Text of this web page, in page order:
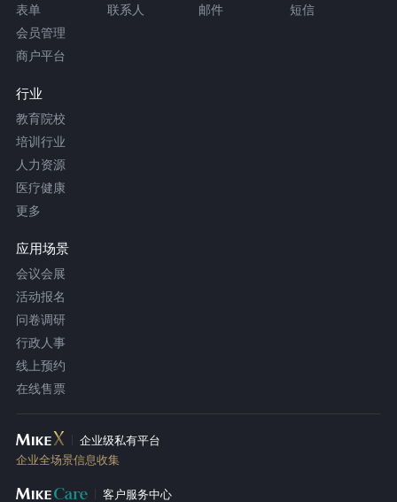
表单 联系人 邮件
短信
会员管理
商户平台
行业
教育院校
培训行业
人力资源
医疗健康
更多
应用场景
会议会展
活动报名
问卷调研
行政人事
线上预约
在线售票
企业级私有平台
企业全场景信息收集
客户服务中心